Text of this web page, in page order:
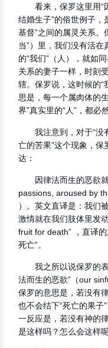
看来，保罗这里用“
结婚生子”的俗世例子，
基督”之间的属灵关系。
当”）里，我们没有活在
的“我们”（人），就如
关系的妻子一样，时刻
辖。保罗说，这时候的“
思是，每一个属肉体的
界”真实里的“人”，都必
我注意到，对于“
亡的苦果”这个现象，
达：
因律法而生的恶欲
passions, aroused by
）。英文直译是：我们
激情就在我们肢体里发
fruit for death” ，直译
死亡”。
我之所以说保罗的
法而生的恶欲”（our
保罗的意思是，若没有
也不会结下“死亡的果子
一反应是，若没有神的
是这样吗？怎么会这样